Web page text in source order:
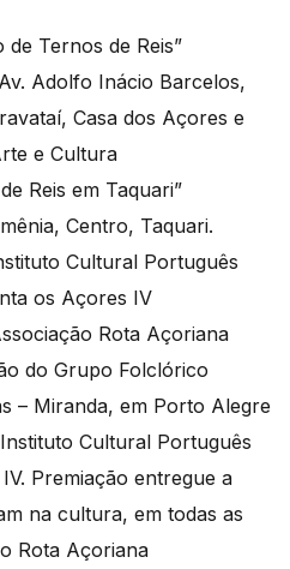
de Ternos de Reis”
Adolfo Inácio Barcelos,
Casa dos Açores e
e Cultura
Reis em Taquari”
Centro, Taquari.
Cultural Português
os Açores IV
Rota Açoriana
do Grupo Folclórico
– Miranda, em Porto Alegre
Cultural Português
Premiação entregue a
na cultura, em todas as
Rota Açoriana